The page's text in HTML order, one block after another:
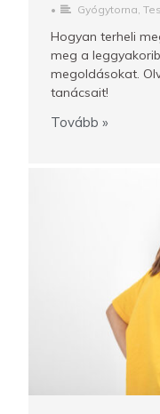
• Gyógytorna,
Hogyan terheli
meg a
megoldásokat.
tanácsait!
Tovább »